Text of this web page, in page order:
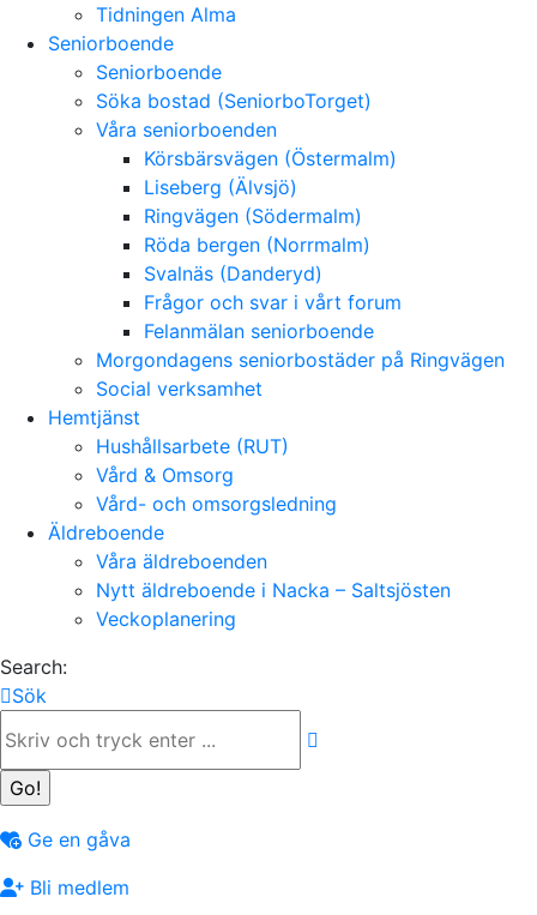
Tidningen Alma
Seniorboende
Seniorboende
Söka bostad (SeniorboTorget)
Våra seniorboenden
Körsbärsvägen (Östermalm)
Liseberg (Älvsjö)
Ringvägen (Södermalm)
Röda bergen (Norrmalm)
Svalnäs (Danderyd)
Frågor och svar i vårt forum
Felanmälan seniorboende
Morgondagens seniorbostäder på Ringvägen
Social verksamhet
Hemtjänst
Hushållsarbete (RUT)
Vård & Omsorg
Vård- och omsorgsledning
Äldreboende
Våra äldreboenden
Nytt äldreboende i Nacka – Saltsjösten
Veckoplanering
Search:
Sök
Ge en gåva
Bli medlem